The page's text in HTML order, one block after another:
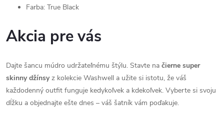
Farba: True Black
Akcia pre vás
Dajte šancu múdro udržateľnému štýlu. Stavte na čierne super
skinny džínsyz kolekcie Washwell a užite si istotu, že váš
každodenný outfit funguje kedykoľvek a kdekoľvek. Vyberte si svoju
dĺžku a objednajte ešte dnes – váš šatník vám poďakuje.